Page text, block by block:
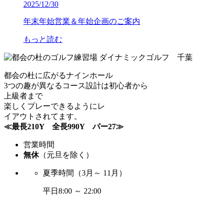
2025/12/30
年末年始営業＆年始企画のご案内
もっと読む
都会の杜に広がるナインホール
3つの趣が異なるコース設計は初心者から
上級者まで
楽しくプレーできるようにレ
イアウトされてます。
≪最長210Y 全長990Y パー27≫
営業時間
無休（元旦を除く）
夏季時間 （3月～ 11月）
平日 8:00 ～ 22:00